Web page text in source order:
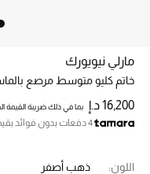
خصم حتى 70%
تسوقوا الآن
مارلي نيويورك
خاتم كليو متوسط مرصع
16,200 د.إ بما في ذلك ضريبة القيمة
4 دفعات بدون فوائد بقيمة
اللون: ذهب أصفر